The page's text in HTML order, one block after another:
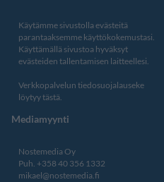
Käytämme sivustolla evästeitä
parantaaksemme käyttökokemustasi.
Käyttämällä sivustoa hyväksyt
evästeiden tallentamisen laitteellesi.
Verkkopalvelun tiedosuojalauseke
löytyy tästä
Mediamyynti
Nostemedia Oy
Puh. +358 40 356 1332
mikael@nostemedia.fi